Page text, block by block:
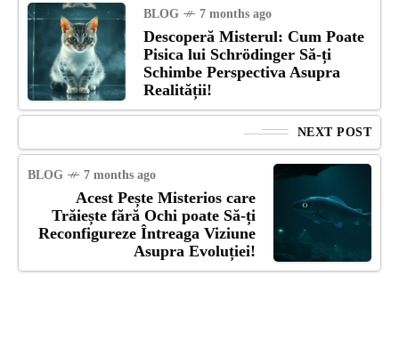
BLOG 7 months ago
Descoperă Misterul: Cum Poate
Pisica lui Schrödinger Să-ți
Schimbe Perspectiva Asupra
Realității!
NEXT POST
BLOG 7 months ago
Acest Pește Misterios care
Trăiește fără Ochi poate Să-ți
Reconfigureze Întreaga Viziune
Asupra Evoluției!